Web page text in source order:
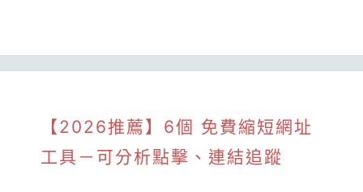
【2026推薦】6個 免費縮短網址
工具－可分析點擊、連結追蹤